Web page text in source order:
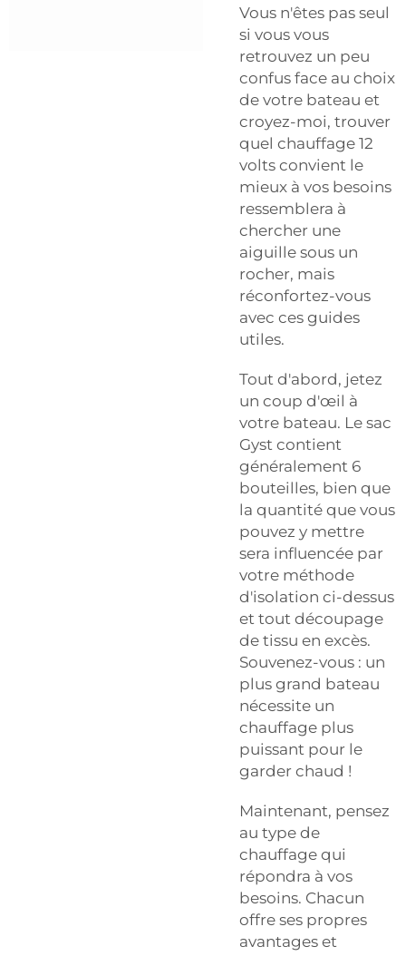
Vous n'êtes pas seul
si vous vous
retrouvez un peu
confus face au choix
de votre bateau et
croyez-moi, trouver
quel chauffage 12
volts convient le
mieux à vos besoins
ressemblera à
chercher une
aiguille sous un
rocher, mais
réconfortez-vous
avec ces guides
utiles.
Tout d'abord, jetez
un coup d'œil à
votre bateau. Le sac
Gyst contient
généralement 6
bouteilles, bien que
la quantité que vous
pouvez y mettre
sera influencée par
votre méthode
d'isolation ci-dessus
et tout découpage
de tissu en excès.
Souvenez-vous : un
plus grand bateau
nécessite un
chauffage plus
puissant pour le
garder chaud !
Maintenant, pensez
au type de
chauffage qui
répondra à vos
besoins. Chacun
offre ses propres
avantages et